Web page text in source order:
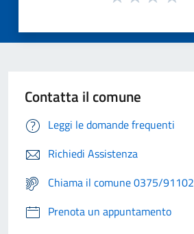
Contatta il comune
Leggi le domande frequenti
Richiedi Assistenza
Chiama il comune 0375/91102
Prenota un appuntamento